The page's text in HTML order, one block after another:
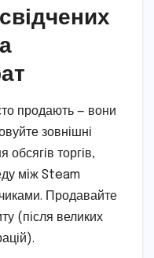
продають — вони
зовнішні
обсягів торгів,
між Steam
Продавайте
(після великих